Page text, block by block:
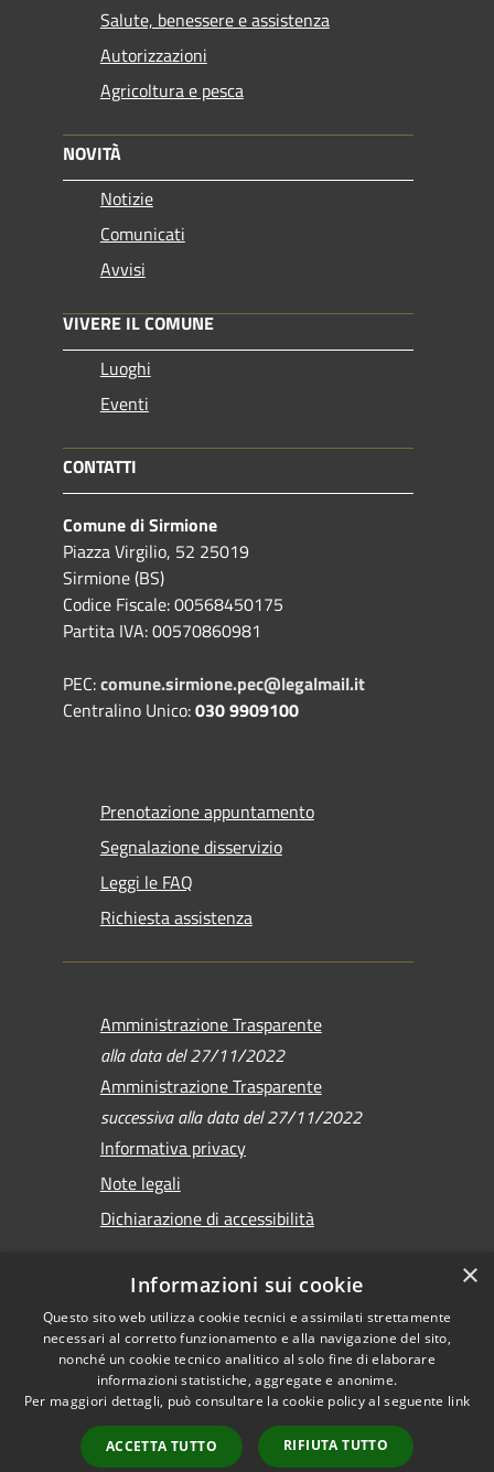
Salute, benessere e assistenza
Autorizzazioni
Agricoltura e pesca
NOVITÀ
Notizie
Comunicati
Avvisi
VIVERE IL COMUNE
Luoghi
Eventi
CONTATTI
Comune di Sirmione
Piazza Virgilio, 52 25019
Sirmione (BS)
Codice Fiscale: 00568450175
Partita IVA: 00570860981
PEC:comune.sirmione.pec@legalmail.it
Centralino Unico:030 9909100
Prenotazione appuntamento
Segnalazione disservizio
Leggi le FAQ
Richiesta assistenza
Amministrazione Trasparente
alla data del 27/11/2022
Amministrazione Trasparente
successiva alla data del 27/11/2022
Informativa privacy
Note legali
Dichiarazione di accessibilità
RSS
Accessibilità
Privacy
Cookie
Mappa del sito
Versione
Copyright © 2026 •
Comune di Sirmione •
Powered by
Municipium•
Accesso redazione
×
Informazioni sui cookie
Questo sito web utilizza cookie tecnici e assimilati strettamente
necessari al corretto funzionamento e alla navigazione del sito,
nonché un cookie tecnico analitico al solo fine di elaborare
informazioni statistiche, aggregate e anonime.
Per maggiori dettagli, può consultare la cookie policy al seguente link
ACCETTA TUTTO RIFIUTA TUTTO